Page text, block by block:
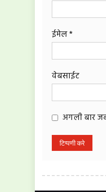
ईमेल*
वेबसाईट
अगली बार